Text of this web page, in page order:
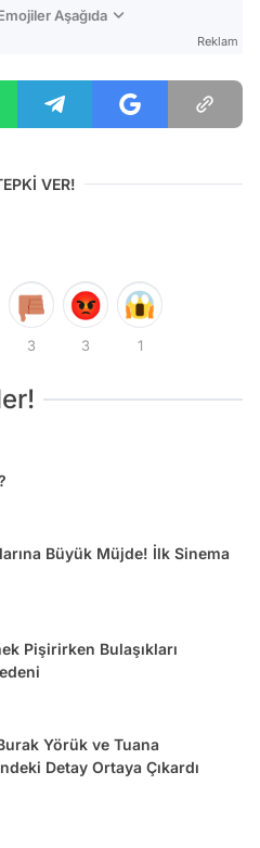
Aşağıda
Reklam
VER!
3 3 1
Büyük Müjde! İlk Sinema
Pişirirken Bulaşıkları
Yörük ve Tuana
Detay Ortaya Çıkardı